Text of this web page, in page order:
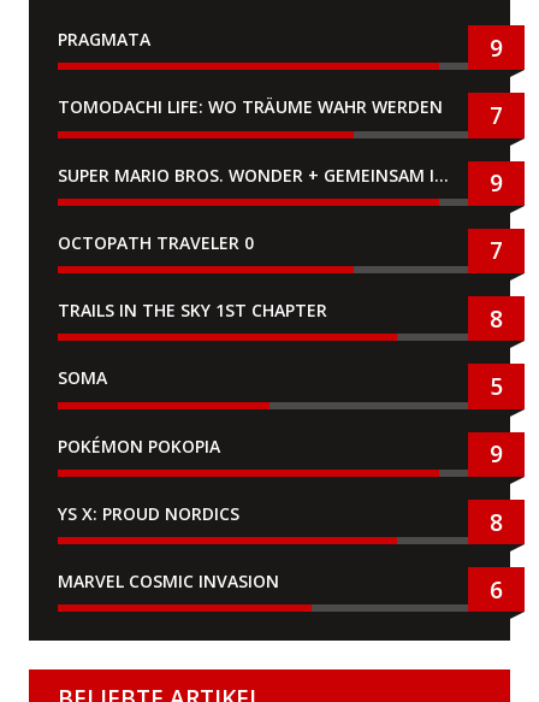
PRAGMATA 9
TOMODACHI LIFE: WO TRÄUME WAHR WERDEN 7
SUPER MARIO BROS. WONDER + GEMEINSAM IM BELLABEL-PARK 9
OCTOPATH TRAVELER 0 7
TRAILS IN THE SKY 1ST CHAPTER 8
SOMA 5
POKÉMON POKOPIA 9
YS X: PROUD NORDICS 8
MARVEL COSMIC INVASION 6